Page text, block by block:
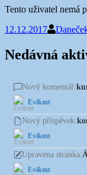
Tento uživatel nemá
12.12.2017
Nedávná
Nový komentář:
Evikmt
Nový příspěvek:
Evikmt
Upravena stránka:
Evikmt